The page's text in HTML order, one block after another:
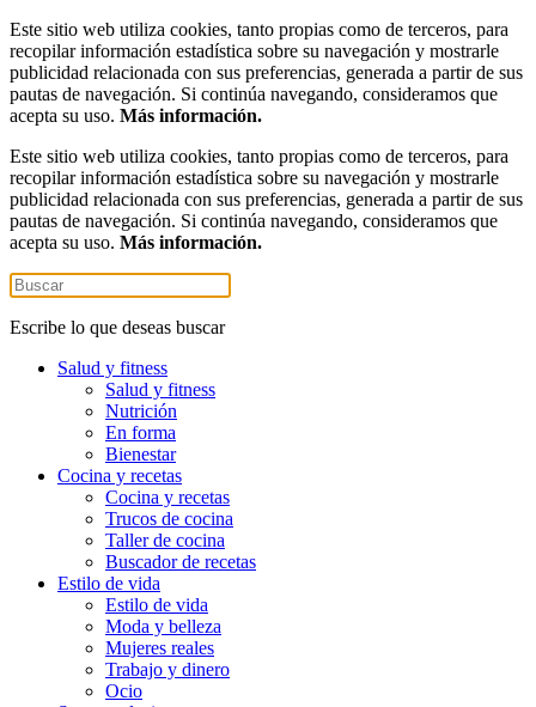
Este sitio web utiliza cookies, tanto propias como de terceros, para
recopilar información estadística sobre su navegación y mostrarle
publicidad relacionada con sus preferencias, generada a partir de sus
pautas de navegación. Si continúa navegando, consideramos que
acepta su uso. Más información.
Este sitio web utiliza cookies, tanto propias como de terceros, para
recopilar información estadística sobre su navegación y mostrarle
publicidad relacionada con sus preferencias, generada a partir de sus
pautas de navegación. Si continúa navegando, consideramos que
acepta su uso. Más información.
Escribe lo que deseas buscar
Salud y fitness
Salud y fitness
Nutrición
En forma
Bienestar
Cocina y recetas
Cocina y recetas
Trucos de cocina
Taller de cocina
Buscador de recetas
Estilo de vida
Estilo de vida
Moda y belleza
Mujeres reales
Trabajo y dinero
Ocio